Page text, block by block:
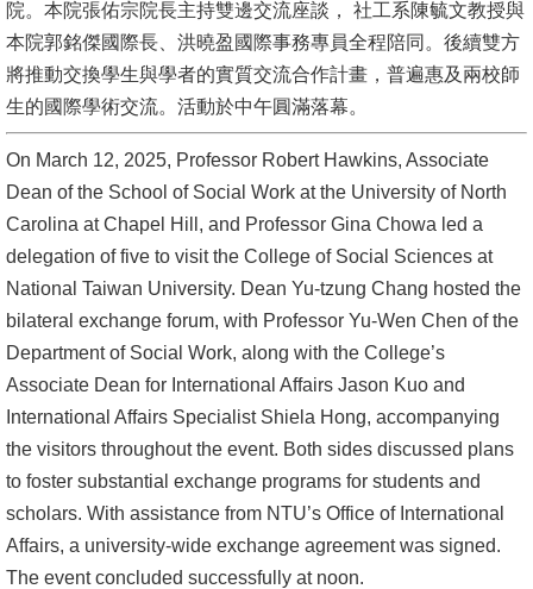
位
研
消
息
公
告
國
際
化
高
教
深
耕
院。本院張佑宗院長主持雙邊交流座談， 社工系陳毓文教授與
本院郭銘傑國際長、洪曉盈國際事務專員全程陪同。後續雙方
將推動交換學生與學者的實質交流合作計畫，普遍惠及兩校師
生的國際學術交流。活動於中午圓滿落幕。
On March 12, 2025, Professor Robert Hawkins, Associate
Dean of the School of Social Work at the University of North
Carolina at Chapel Hill, and Professor Gina Chowa led a
delegation of five to visit the College of Social Sciences at
National Taiwan University. Dean Yu-tzung Chang hosted the
bilateral exchange forum, with Professor Yu-Wen Chen of the
Department of Social Work, along with the College’s
Associate Dean for International Affairs Jason Kuo and
International Affairs Specialist Shiela Hong, accompanying
the visitors throughout the event. Both sides discussed plans
to foster substantial exchange programs for students and
scholars. With assistance from NTU’s Office of International
Affairs, a university-wide exchange agreement was signed.
The event concluded successfully at noon.